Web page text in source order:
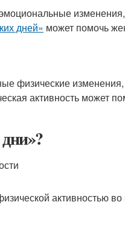
изменения,
дней» может помочь
физические изменения,
активность может
активностью во